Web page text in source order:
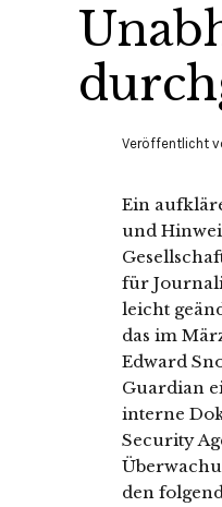
Veröffentlicht
Ein
und
für
leicht
das im
Edward
Guardian
interne
Security
den